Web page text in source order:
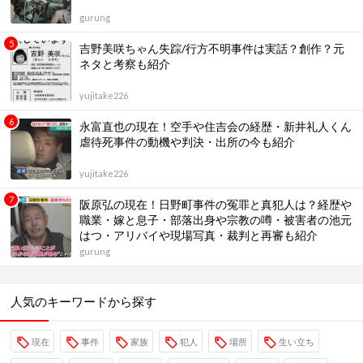
gurung
吉野美咲ちゃん失踪/行方不明事件は実話？創作？元
ネタと考察も紹介
yujitake226
永富直也の現在！空手や住吉会の経歴・新井礼人くん
虐待死事件の動機や判決・出所の今も紹介
yujitake226
阪原弘の現在！日野町事件の冤罪と真犯人は？経歴や
職業・嫁と息子・部落出身や宗教の噂・被害者の池元
はつ・アリバイや現場写真・裁判と再審も紹介
gurung
人気のキーワードから探す
現在 事件 家族 犯人 場所 生い立ち